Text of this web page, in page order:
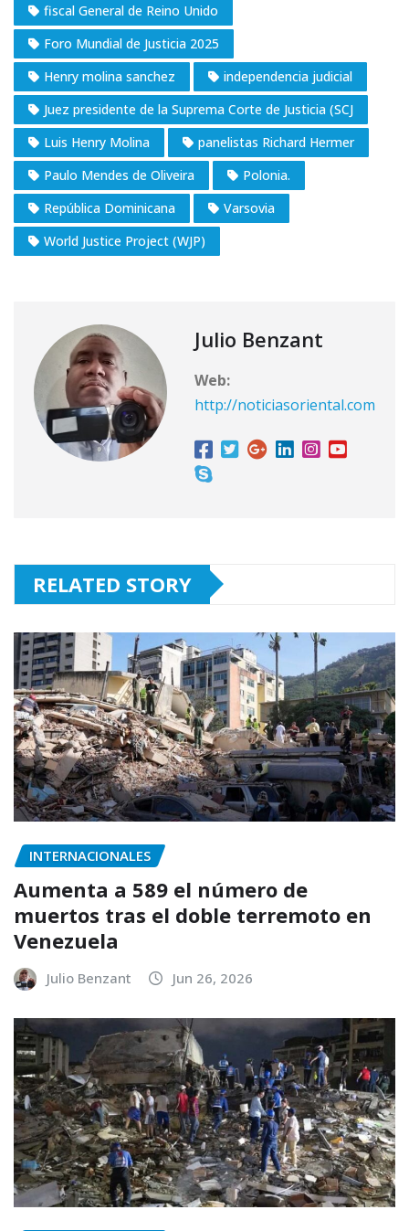
fiscal General de Reino Unido
Foro Mundial de Justicia 2025
Henry molina sanchez
independencia judicial
Juez presidente de la Suprema Corte de Justicia (SCJ
Luis Henry Molina
panelistas Richard Hermer
Paulo Mendes de Oliveira
Polonia.
República Dominicana
Varsovia
World Justice Project (WJP)
Julio Benzant
Web:
http://noticiasoriental.com
RELATED STORY
INTERNACIONALES
Aumenta a 589 el número de
muertos tras el doble terremoto en
Venezuela
Julio Benzant Jun 26, 2026